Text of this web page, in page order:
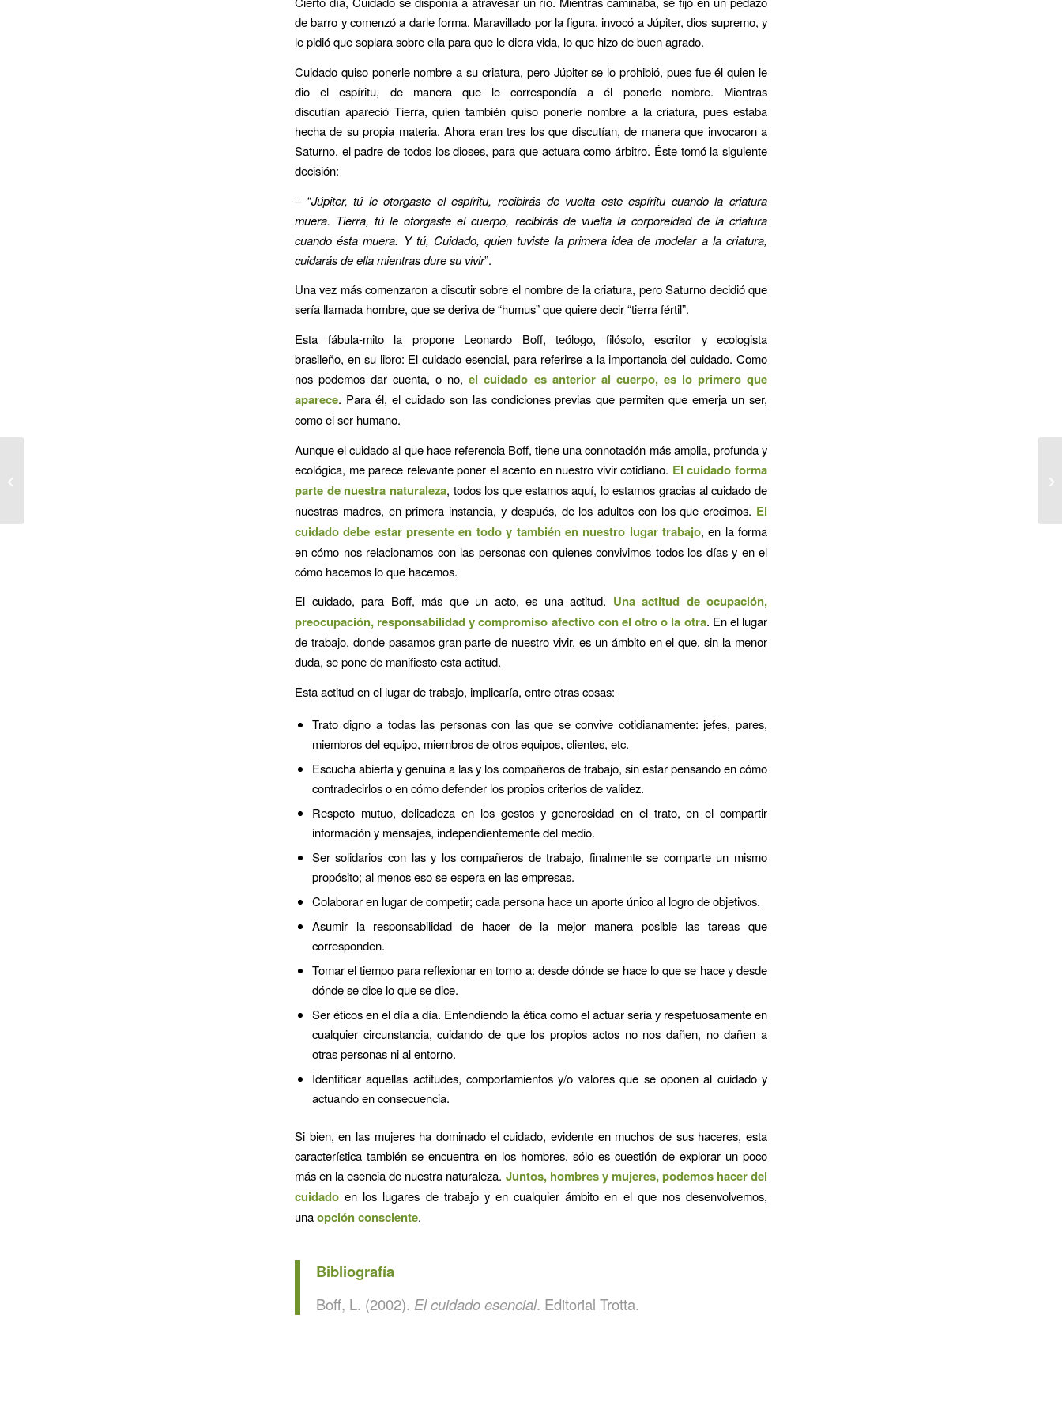
de barro y comenzó a darle forma. Maravillado por la figura, invocó a Júpiter, dios supremo, y
le pidió que soplara sobre ella para que le diera vida, lo que hizo de buen agrado.
Cuidado quiso ponerle nombre a su criatura, pero Júpiter se lo prohibió, pues fue él quien le
dio el espíritu, de manera que le correspondía a él ponerle nombre. Mientras
discutían apareció Tierra, quien también quiso ponerle nombre a la criatura, pues estaba
hecha de su propia materia. Ahora eran tres los que discutían, de manera que invocaron a
Saturno, el padre de todos los dioses, para que actuara como árbitro. Éste tomó la siguiente
decisión:
– “Júpiter, tú le otorgaste el espíritu, recibirás de vuelta este espíritu cuando la criatura
muera. Tierra, tú le otorgaste el cuerpo, recibirás de vuelta la corporeidad de la criatura
cuando ésta muera. Y tú, Cuidado, quien tuviste la primera idea de modelar a la criatura,
cuidarás de ella mientras dure su vivir”.
Una vez más comenzaron a discutir sobre el nombre de la criatura, pero Saturno decidió que
sería llamada hombre, que se deriva de “humus” que quiere decir “tierra fértil”.
Esta fábula-mito la propone Leonardo Boff, teólogo, filósofo, escritor y ecologista
brasileño, en su libro: El cuidado esencial, para referirse a la importancia del cuidado. Como
nos podemos dar cuenta, o no,el cuidado es anterior al cuerpo, es lo primero que
aparece. Para él, el cuidado son las condiciones previas que permiten que emerja un ser,
como el ser humano.
Aunque el cuidado al que hace referencia Boff, tiene una connotación más amplia, profunda y
ecológica, me parece relevante poner el acento en nuestro vivir cotidiano. El cuidado forma
parte de nuestra naturaleza, todos los que estamos aquí, lo estamos gracias al cuidado de
nuestras madres, en primera instancia, y después, de los adultos con los que crecimos. El
cuidado debe estar presente en todo y también en nuestro lugar trabajo, en la forma
en cómo nos relacionamos con las personas con quienes convivimos todos los días y en el
cómo hacemos lo que hacemos.
El cuidado, para Boff, más que un acto, es una actitud. Una actitud de ocupación,
preocupación, responsabilidad y compromiso afectivo con el otro o la otra. En el lugar
de trabajo, donde pasamos gran parte de nuestro vivir, es un ámbito en el que, sin la menor
duda, se pone de manifiesto esta actitud.
Esta actitud en el lugar de trabajo, implicaría, entre otras cosas:
Trato digno a todas las personas con las que se convive cotidianamente: jefes, pares,
miembros del equipo, miembros de otros equipos, clientes, etc.
Escucha abierta y genuina a las y los compañeros de trabajo, sin estar pensando en cómo
contradecirlos o en cómo defender los propios criterios de validez.
Respeto mutuo, delicadeza en los gestos y generosidad en el trato, en el compartir
información y mensajes, independientemente del medio.
Ser solidarios con las y los compañeros de trabajo, finalmente se comparte un mismo
propósito; al menos eso se espera en las empresas.
Colaborar en lugar de competir; cada persona hace un aporte único al logro de objetivos.
Asumir la responsabilidad de hacer de la mejor manera posible las tareas que
corresponden.
Tomar el tiempo para reflexionar en torno a: desde dónde se hace lo que se hace y desde
dónde se dice lo que se dice.
Ser éticos en el día a día. Entendiendo la ética como el actuar seria y respetuosamente en
cualquier circunstancia, cuidando de que los propios actos no nos dañen, no dañen a
otras personas ni al entorno.
Identificar aquellas actitudes, comportamientos y/o valores que se oponen al cuidado y
actuando en consecuencia.
Si bien, en las mujeres ha dominado el cuidado, evidente en muchos de sus haceres, esta
característica también se encuentra en los hombres, sólo es cuestión de explorar un poco
más en la esencia de nuestra naturaleza. Juntos, hombres y mujeres, podemos hacer del
cuidado en los lugares de trabajo y en cualquier ámbito en el que nos desenvolvemos,
unaopción consciente.
Bibliografía
Boff, L. (2002). El cuidado esencial. Editorial Trotta.